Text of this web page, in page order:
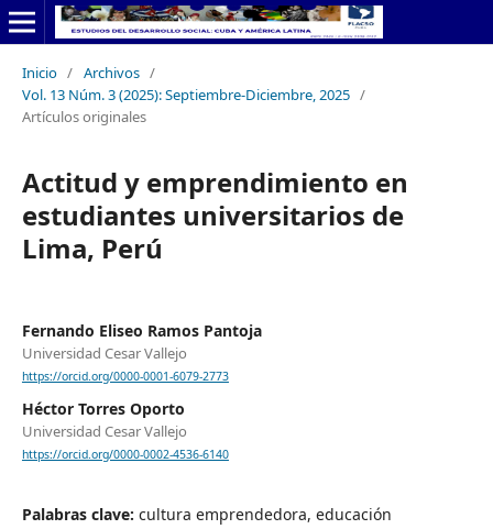
Inicio / Archivos /
Vol. 13 Núm. 3 (2025): Septiembre-Diciembre, 2025 /
Artículos originales
Actitud y emprendimiento en
estudiantes universitarios de
Lima, Perú
Fernando Eliseo Ramos Pantoja
Universidad Cesar Vallejo
https://orcid.org/0000-0001-6079-2773
Héctor Torres Oporto
Universidad Cesar Vallejo
https://orcid.org/0000-0002-4536-6140
Palabras clave: cultura emprendedora, educación